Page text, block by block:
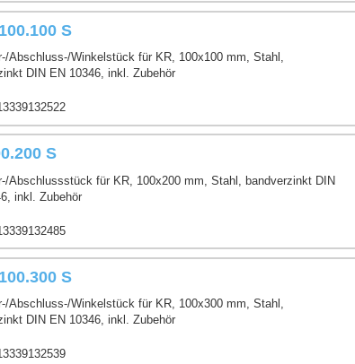
S
Abschluss-/Winkelstück für KR, 100x100 mm, Stahl,
DIN EN 10346, inkl. Zubehör
S
Abschlussstück für KR, 100x200 mm, Stahl, bandverzinkt DIN
inkl. Zubehör
S
Abschluss-/Winkelstück für KR, 100x300 mm, Stahl,
DIN EN 10346, inkl. Zubehör